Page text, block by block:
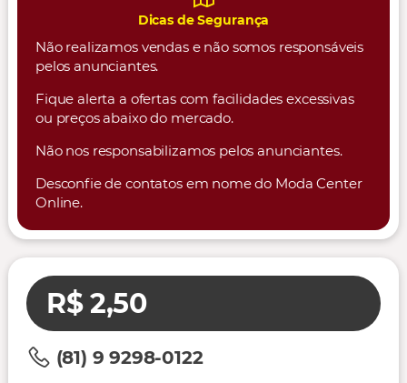
Dicas de Segurança
Não realizamos vendas e não somos responsáveis
pelos anunciantes.
Fique alerta a ofertas com facilidades excessivas
ou preços abaixo do mercado.
Não nos responsabilizamos pelos anunciantes.
Desconfie de contatos em nome do Moda Center
Online.
R$ 2,50
(81) 9 9298-0122